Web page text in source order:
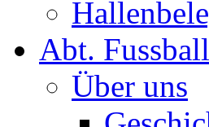
Abt. Fussball
Über uns